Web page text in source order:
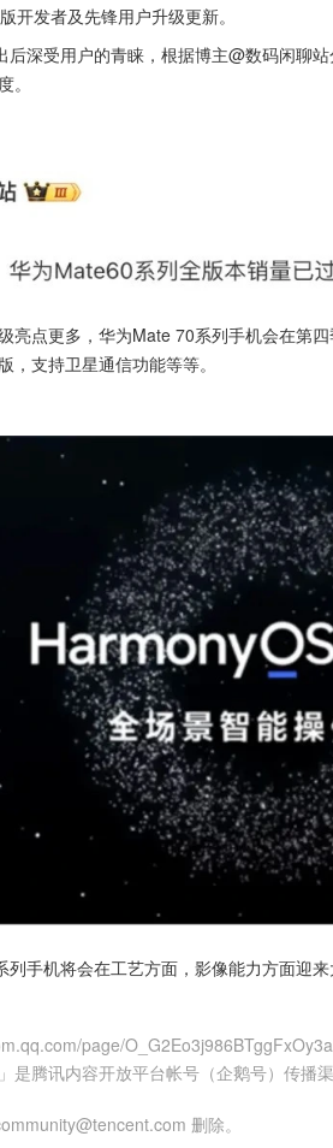
开发者及先锋用户升级更新。
深受用户的青睐，根据博主@数码闲聊
。
亮点更多，华为Mate 70系列手机会在第
，支持卫星通信功能等等。
手机将会在工艺方面，影像能力方面迎来
page/
是腾讯内容开放平台帐号（企鹅号）传播
删除。